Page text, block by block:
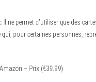
Il ne permet d’utiliser que des
pour certaines personnes,
– Prix (€39.99)